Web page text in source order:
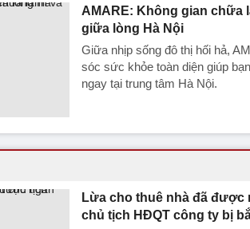
AMARE: Không gian chữa
giữa lòng Hà Nội
Giữa nhịp sống đô thị hối hả,
sóc sức khỏe toàn diện giúp
ngay tại trung tâm Hà Nội.
Lừa cho thuê nhà đã được
chủ tịch HĐQT công ty bị